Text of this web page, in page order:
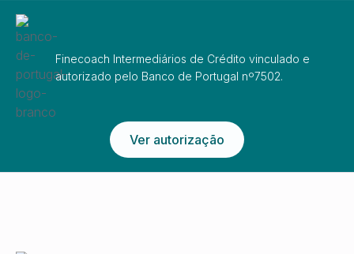
Finecoach Intermediários de Crédito vinculado e
autorizado pelo Banco de Portugal nº7502.
Ver autorização